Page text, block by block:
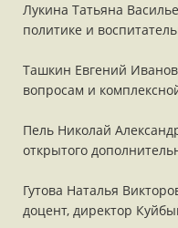
Лукина Татьяна
политике и
Ташкин Евгений
вопросам и
Пель Николай
открытого
Гутова Наталья
доцент, директор